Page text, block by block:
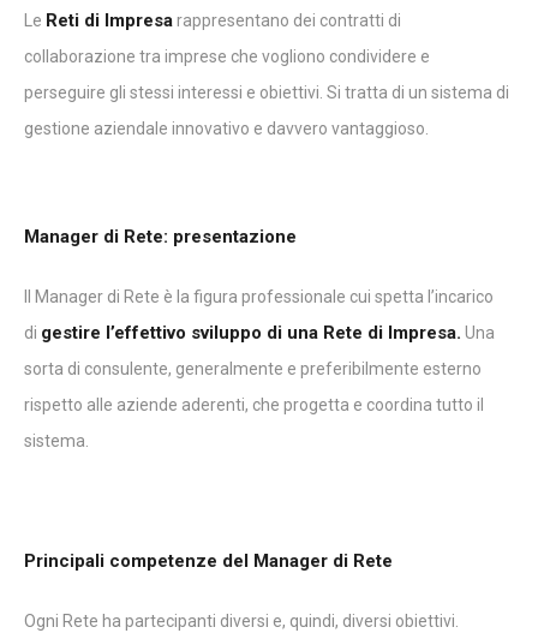
Le Reti di Impresarappresentano dei contratti di
collaborazione tra imprese che vogliono condividere e
perseguire gli stessi interessi e obiettivi. Si tratta di un sistema di
gestione aziendale innovativo e davvero vantaggioso.
Manager di Rete: presentazione
Il Manager di Rete è la figura professionale cui spetta l’incarico
di gestire l’effettivo sviluppo di una Rete di Impresa. Una
sorta di consulente, generalmente e preferibilmente esterno
rispetto alle aziende aderenti, che progetta e coordina tutto il
sistema.
Principali competenze del Manager di Rete
Ogni Rete ha partecipanti diversi e, quindi, diversi obiettivi.